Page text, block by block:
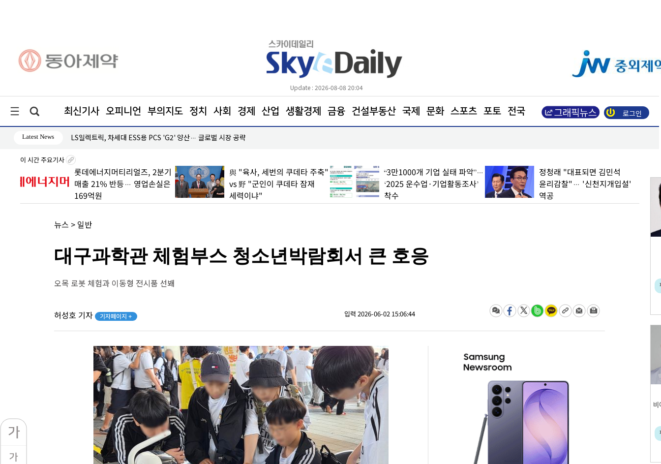
Update : 2026-08-08 20:04
최신기사 오피니언 부의지도 정치 사회 경제 산업 생활경제 금융 건설부동산 국제 문화 스포츠 포토 전국 로그인
Latest News
자 지속 LS일렉트릭, 차세대 ESS용 PCS 'G2' 양산… 글로벌 시장 공략
이 시간 주요기사
롯데에너지머티리얼즈, 2분기
매출 21% 반등… 영업손실은
169억원
與 "육사, 세번의 쿠데타 주축"
vs 野 "군인이 쿠데타 잠재
세력이냐"
“3만1000개 기업 실태 파악”…
‘2025 운수업·기업활동조사’
착수
정청래 "대표되면 김민석
윤리감찰"… '신천지개입설'
역공
뉴스 > 일반
대구과학관 체험부스 청소년박람회서 큰 호응
오목 로봇 체험과 이동형 전시품 선봬
허성호 기자 기자페이지 + 입력 2026-06-02 15:06:44